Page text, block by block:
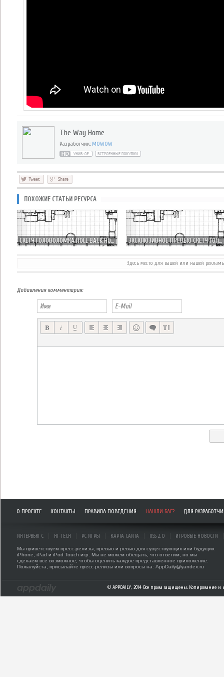
The Way Home
Разработчик: MOWOW
ПОХОЖИЕ СТАТЬИ РЕСУРСА
СКЕТЧ ГОЛОВОЛОМКА ROLL BACK HOME УЖЕ ДОСТУПНА В APP STORE ЭКСКЛЮЗИВНОЕ ПРЕВЬЮ СКЕТЧ ГОЛОВОЛОМКИ ROLL BACK HOME
Здесь место для вашей или нашей
Добавления комментария:
О ПРОЕКТЕ КОНТАКТЫ ПРАВИЛА ПОВЕДЕНИЯ НАШЛИ БАГ? ДЛЯ
ИНТЕРВЬЮ С HI-TECH PC ИГРЫ КАРТА САЙТА RSS 2.0 ИГРОВЫЕ НОВОСТИ
Мы приветствуем пресс-релизы, превью и ревью для существующих или будущих
iPhone, iPad и iPod Touch игр. Мы не можем обещать, что ответим, но мы
сделаем все возможное, чтобы оценить каждое представленное приложение.
Пожалуйста, присылайте пресс-релизы или вопросы на: AppDaily@yandex.ru
© APPDAILY, 2014 Все права защищены. Копирование и